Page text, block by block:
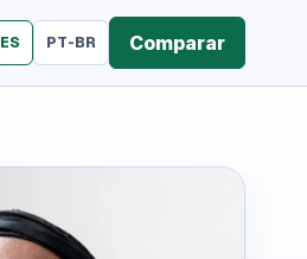
ES PT-BR Comparar